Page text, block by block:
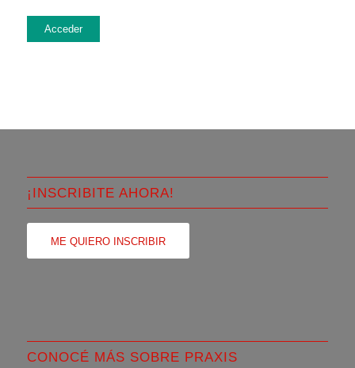
Acceder
¡INSCRIBITE AHORA!
ME QUIERO INSCRIBIR
CONOCÉ MÁS SOBRE PRAXIS